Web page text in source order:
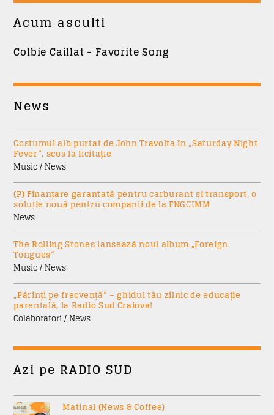
Acum asculti
Colbie Caillat - Favorite Song
News
Costumul alb purtat de John Travolta în „Saturday Night
Fever”, scos la licitație
Music / News
(P) Finanțare garantată pentru carburant și transport, o
soluție nouă pentru companii de la FNGCIMM
News
The Rolling Stones lansează noul album „Foreign
Tongues”
Music / News
„Părinți pe frecvență” – ghidul tău zilnic de educație
parentală, la Radio Sud Craiova!
Colaboratori / News
Azi pe RADIO SUD
Matinal (News & Coffee)